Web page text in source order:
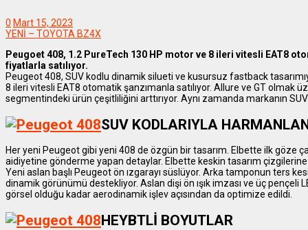
0 Mart 15, 2023
YENİ – TOYOTA BZ4X
Peugoet 408, 1.2 PureTech 130 HP motor ve 8 ileri vitesli EAT8
fiyatlarla satılıyor.
Peugeot 408, SUV kodlu dinamik silueti ve kusursuz fastback
8 ileri vitesli EAT8 otomatik şanzımanla satılıyor. Allure ve GT olmak
segmentindeki ürün çeşitliliğini arttırıyor. Aynı zamanda markanın SUV
SUV KODLARIYLA
Her yeni Peugeot gibi yeni 408 de özgün bir tasarım. Elbette ilk göze
aidiyetine gönderme yapan detaylar. Elbette keskin tasarım
Yeni aslan başlı Peugeot ön ızgarayı süslüyor. Arka tamponun ters
dinamik görünümü destekliyor. Aslan dişi ön ışık imzası ve üç pençeli
görsel olduğu kadar aerodinamik işlev açısından da optimize edildi.
HEYBTLİ BOYUTLAR